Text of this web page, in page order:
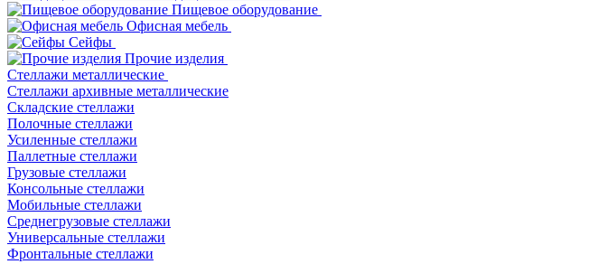
Пищевое оборудование
Офисная мебель
Сейфы
Прочие изделия
Стеллажи металлические
Cтеллажи архивные металлические
Складские стеллажи
Полочные стеллажи
Усиленные стеллажи
Паллетные стеллажи
Грузовые стеллажи
Консольные стеллажи
Мобильные стеллажи
Среднегрузовые стеллажи
Универсальные стеллажи
Фронтальные стеллажи